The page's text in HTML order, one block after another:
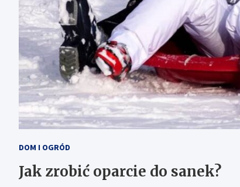
DOM I OGRÓD
Jak zrobić oparcie do sanek?